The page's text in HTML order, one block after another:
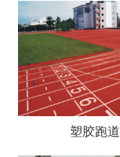
塑胶跑道